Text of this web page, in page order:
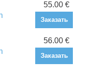
55.00 €
Заказать
56.00 €
Заказать